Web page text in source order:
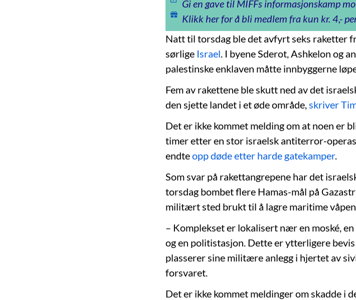
Gi en gave til MIFFs informasjonskamp
Klikk her for å bli medlem fra kun kr. 4,-
Natt til torsdag ble det avfyrt seks raketter
sørlige Israel. I byene Sderot, Ashkelon og
palestinske enklaven måtte innbyggerne
Fem av rakettene ble skutt ned av det
den sjette landet i et øde område,skriver
Det er ikke kommet melding om at noen er
timer etter en stor israelsk antiterror-
endteopp døde etter harde gatekamper.
Som svar på rakettangrepene har det
torsdag bombet flere Hamas-mål på
militært sted brukt til å lagre maritime
– Komplekset er lokalisert nær en moské,
og en politistasjon. Dette er ytterligere
plasserer sine militære anlegg i hjertet av
forsvaret.
Det er ikke kommet meldinger om skadde i